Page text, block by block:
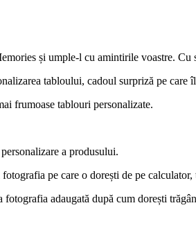
și umple-l cu amintirile voastre.
tabloului, cadoul surpriză pe care
frumoase tablouri personalizate.
a produsului.
pe care o dorești de pe
adaugată după cum dorești